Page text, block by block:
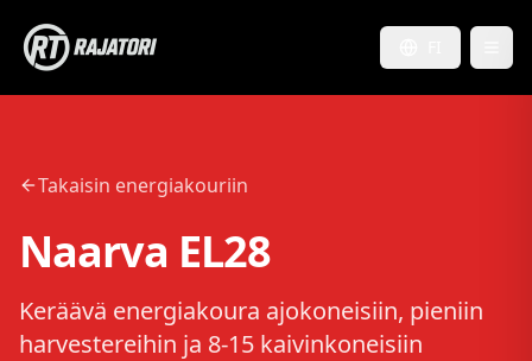
Takaisin energiakouriin
Naarva EL28
Keräävä energiakoura ajokoneisiin, pieniin
harvestereihin ja 8-15 kaivinkoneisiin